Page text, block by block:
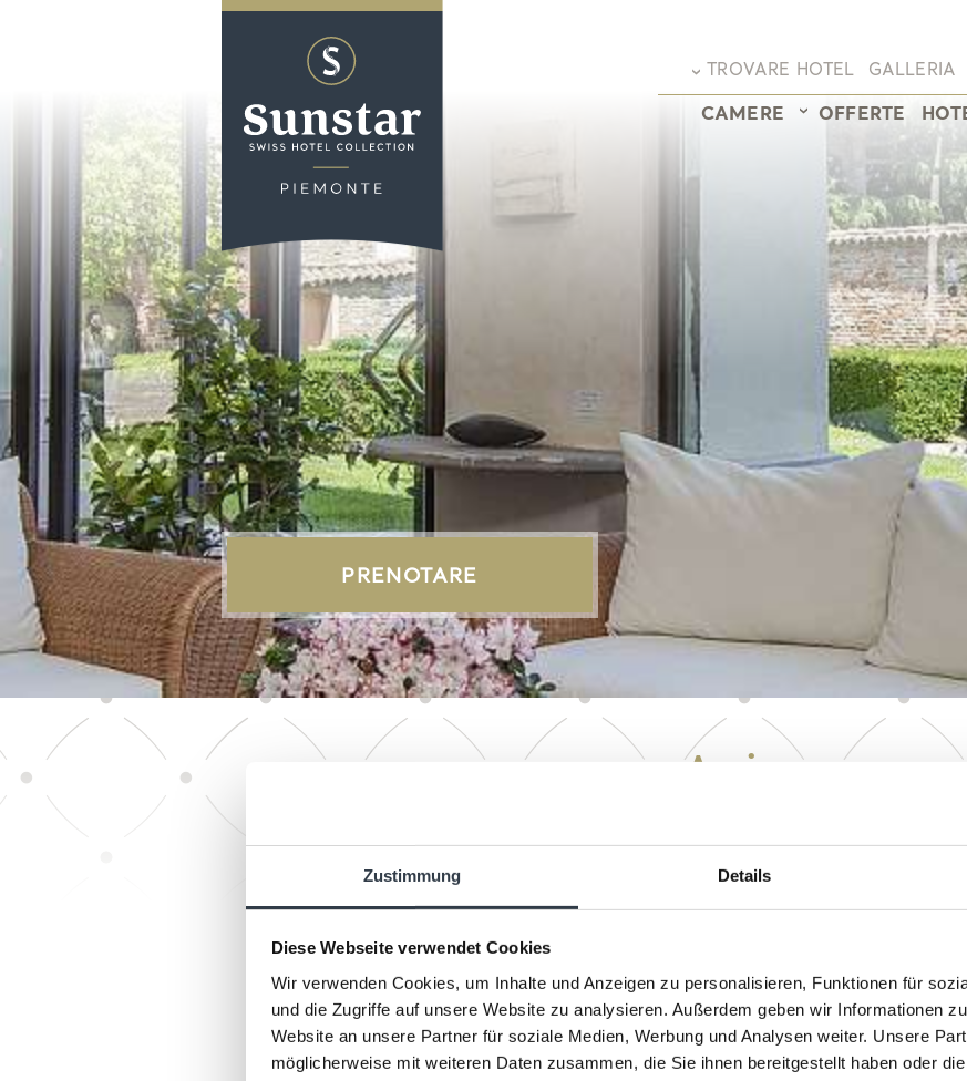
Zustimmung Details
Diese Webseite verwendet Cookies
Wir verwenden Cookies, um Inhalte und Anzeigen zu personalisieren, Funktionen für
und die Zugriffe auf unsere Website zu analysieren. Außerdem geben wir Informationen
Website an unsere Partner für soziale Medien, Werbung und Analysen weiter. Unsere
möglicherweise mit weiteren Daten zusammen, die Sie ihnen bereitgestellt haben oder
TROVARE HOTEL
Panoramica hotel
Sunstar Hotel Arosa
Sunstar Hotel Brissago
Sunstar Hotel Grindelwald
Sunstar Hotel Klosters
Sunstar Hotel Lenzerheide
Sunstar Hotel Piemont
Sunstar Hotel Pontresina
Pagina principale
GALLERIA
CAMERE OFFERTE
Il Piemonte in Vespa
Giocare a golf in
Dolce Vita
MidWeek
Early Booker
Stay Longer
Longstay 10 Plus
Palio & Piemonte
Settimane del
PRENOTARE
Arrivo
Ci
Il Sunstar Hotel Piemont gode di una posizione ideale,